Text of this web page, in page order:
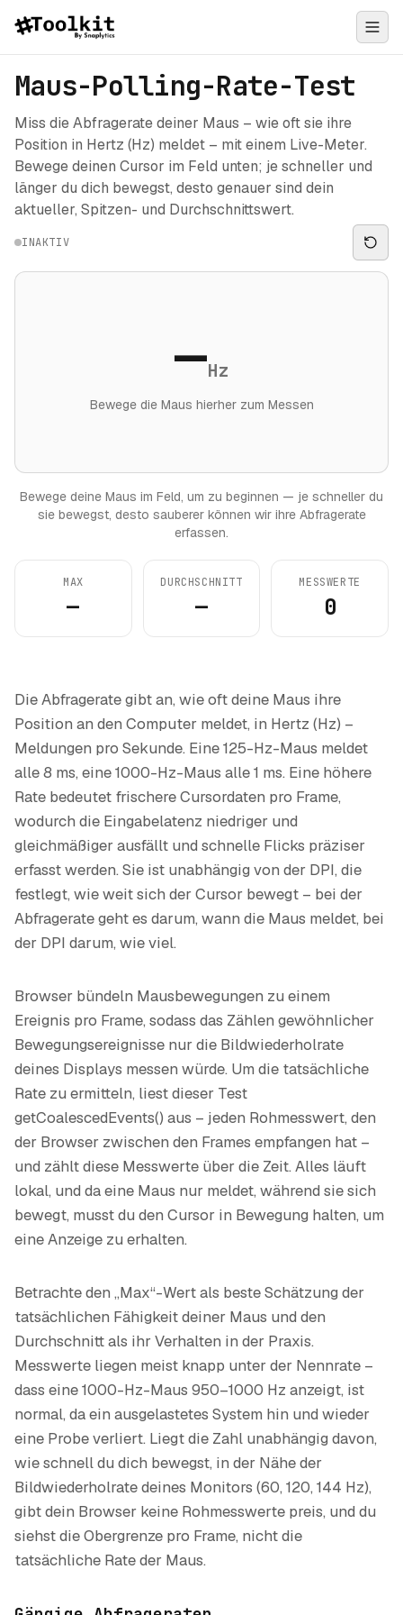
Maus-Polling-Rate-Test
Miss die Abfragerate deiner Maus – wie oft sie ihre
Position in Hertz (Hz) meldet – mit einem Live-Meter.
Bewege deinen Cursor im Feld unten; je schneller und
länger du dich bewegst, desto genauer sind dein
aktueller, Spitzen- und Durchschnittswert.
INAKTIV
—Hz
Bewege die Maus hierher zum Messen
Bewege deine Maus im Feld, um zu beginnen — je schneller du
sie bewegst, desto sauberer können wir ihre Abfragerate
erfassen.
MAX
—
DURCHSCHNITT
—
MESSWERTE
0
Die Abfragerate gibt an, wie oft deine Maus ihre
Position an den Computer meldet, in Hertz (Hz) –
Meldungen pro Sekunde. Eine 125-Hz-Maus meldet
alle 8 ms, eine 1000-Hz-Maus alle 1 ms. Eine höhere
Rate bedeutet frischere Cursordaten pro Frame,
wodurch die Eingabelatenz niedriger und
gleichmäßiger ausfällt und schnelle Flicks präziser
erfasst werden. Sie ist unabhängig von der DPI, die
festlegt, wie weit sich der Cursor bewegt – bei der
Abfragerate geht es darum, wann die Maus meldet, bei
der DPI darum, wie viel.
Browser bündeln Mausbewegungen zu einem
Ereignis pro Frame, sodass das Zählen gewöhnlicher
Bewegungsereignisse nur die Bildwiederholrate
deines Displays messen würde. Um die tatsächliche
Rate zu ermitteln, liest dieser Test
getCoalescedEvents() aus – jeden Rohmesswert, den
der Browser zwischen den Frames empfangen hat –
und zählt diese Messwerte über die Zeit. Alles läuft
lokal, und da eine Maus nur meldet, während sie sich
bewegt, musst du den Cursor in Bewegung halten, um
eine Anzeige zu erhalten.
Betrachte den „Max“-Wert als beste Schätzung der
tatsächlichen Fähigkeit deiner Maus und den
Durchschnitt als ihr Verhalten in der Praxis.
Messwerte liegen meist knapp unter der Nennrate –
dass eine 1000-Hz-Maus 950–1000 Hz anzeigt, ist
normal, da ein ausgelastetes System hin und wieder
eine Probe verliert. Liegt die Zahl unabhängig davon,
wie schnell du dich bewegst, in der Nähe der
Bildwiederholrate deines Monitors (60, 120, 144 Hz),
gibt dein Browser keine Rohmesswerte preis, und du
siehst die Obergrenze pro Frame, nicht die
tatsächliche Rate der Maus.